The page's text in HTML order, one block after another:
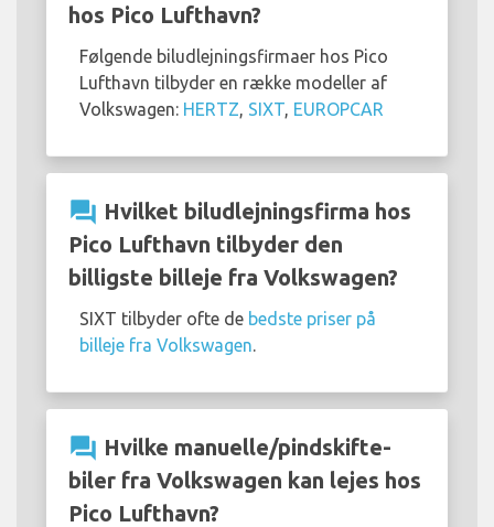
hos Pico Lufthavn?
Følgende biludlejningsfirmaer hos Pico
Lufthavn tilbyder en række modeller af
Volkswagen: HERTZ SIXT EUROPCAR
question_answer Hvilket biludlejningsfirma hos
Pico Lufthavn tilbyder den
billigste billeje fra Volkswagen?
SIXT tilbyder ofte de bedste priser på
billeje fra Volkswagen
question_answer Hvilke manuelle/pindskifte-
biler fra Volkswagen kan lejes hos
Pico Lufthavn?